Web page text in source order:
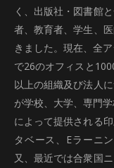
く、出版社・図書館
者、教育者、学生、
きました。現在、全
で26のオフィスと
以上の組織及び法人
が学校、大学、専門
によって提供される
タベース、Eラーニ
又、最近では合衆国